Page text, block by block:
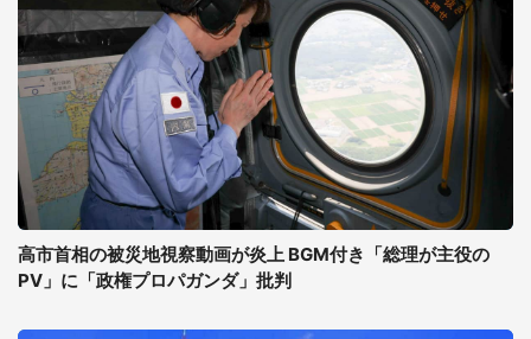
高市首相の被災地視察動画が炎上 BGM付き「総理が主役の
PV」に「政権プロパガンダ」批判